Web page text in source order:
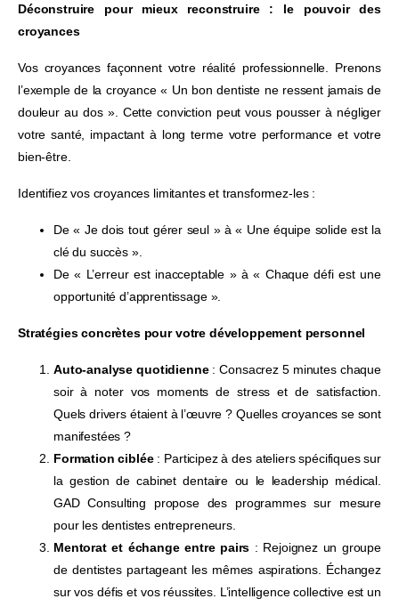
Déconstruire pour mieux reconstruire : le pouvoir des
croyances
Vos croyances façonnent votre réalité professionnelle. Prenons
l’exemple de la croyance « Un bon dentiste ne ressent jamais de
douleur au dos ». Cette conviction peut vous pousser à négliger
votre santé, impactant à long terme votre performance et votre
bien-être.
Identifiez vos croyances limitantes et transformez-les :
De « Je dois tout gérer seul » à « Une équipe solide est la
clé du succès ».
De « L’erreur est inacceptable » à « Chaque défi est une
opportunité d’apprentissage ».
Stratégies concrètes pour votre développement personnel
Auto-analyse quotidienne: Consacrez 5 minutes chaque
soir à noter vos moments de stress et de satisfaction.
Quels drivers étaient à l’œuvre ? Quelles croyances se sont
manifestées ?
Formation ciblée: Participez à des ateliers spécifiques sur
la gestion de cabinet dentaire ou le leadership médical.
GAD Consulting propose des programmes sur mesure
pour les dentistes entrepreneurs.
Mentorat et échange entre pairs : Rejoignez un groupe
de dentistes partageant les mêmes aspirations. Échangez
sur vos défis et vos réussites. L’intelligence collective est un
ATTENDEZ, UNE DERNIÈRE CHOSE AVANT DE PARTIR
DIAGNOSTIC GRATUIT · SANS ENGAGEMENT